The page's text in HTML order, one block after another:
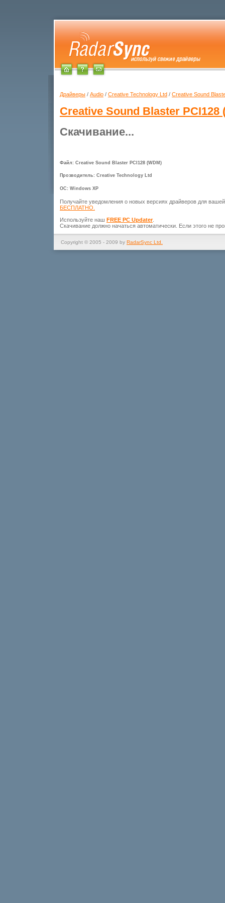
Драйверы / Audio / Creative Technology Ltd / Creative Sound
Creative Sound Blaster PCI128
Скачивание...
Файл: Creative Sound Blaster PCI128 (WDM)
Прозводитель: Creative Technology Ltd
ОС: Windows XP
Получайте уведомления о новых версиях драйверов для
БЕСПЛАТНО.
Используйте наш FREE PC Updater.
Скачивание должно начаться автоматически. Если этого не
Copyright © 2005 - 2009 by RadarSync Ltd.